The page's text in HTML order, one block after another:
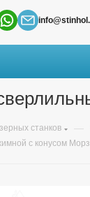
станков —
с конусом